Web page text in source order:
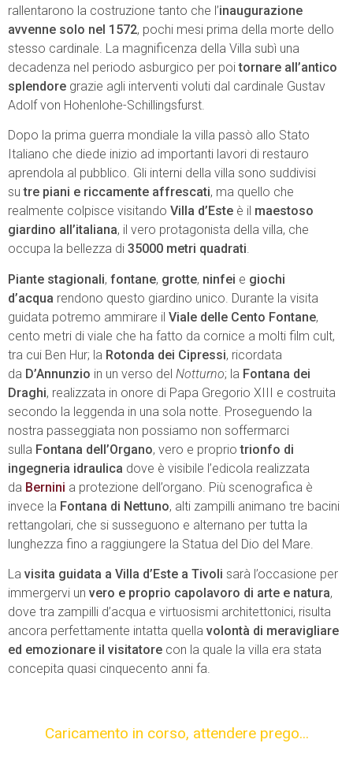
rallentarono la costruzione tanto che l’inaugurazione
avvenne solo nel 1572, pochi mesi prima della morte dello
stesso cardinale. La magnificenza della Villa subì una
decadenza nel periodo asburgico per poitornare all’antico
splendore grazie agli interventi voluti dal cardinale Gustav
Adolf von Hohenlohe-Schillingsfurst.
Dopo la prima guerra mondiale la villa passò allo Stato
Italiano che diede inizio ad importanti lavori di restauro
aprendola al pubblico. Gli interni della villa sono suddivisi
sutre piani e riccamente affrescati, ma quello che
realmente colpisce visitando Villa d’Este è il maestoso
giardino all’italiana, il vero protagonista della villa, che
occupa la bellezza di 35000 metri quadrati.
Piante stagionali, fontane, grotte, ninfei e giochi
d’acqua rendono questo giardino unico. Durante la visita
guidata potremo ammirare il Viale delle Cento Fontane,
cento metri di viale che ha fatto da cornice a molti film cult,
tra cui Ben Hur; la Rotonda dei Cipressi, ricordata
da D’Annunzio in un verso del Notturno; la Fontana dei
Draghi, realizzata in onore di Papa Gregorio XIII e costruita
secondo la leggenda in una sola notte. Proseguendo la
nostra passeggiata non possiamo non soffermarci
sulla Fontana dell’Organo, vero e propriotrionfo di
ingegneria idraulica dove è visibile l’edicola realizzata
da Bernini a protezione dell’organo. Più scenografica è
invece la Fontana di Nettuno, alti zampilli animano tre bacini
rettangolari, che si susseguono e alternano per tutta la
lunghezza fino a raggiungere la Statua del Dio del Mare.
La visita guidata a Villa d’Este a Tivoli sarà l’occasione per
immergervi un vero e proprio capolavoro di arte e natura,
dove tra zampilli d’acqua e virtuosismi architettonici, risulta
ancora perfettamente intatta quella volontà di meravigliare
ed emozionare il visitatore con la quale la villa era stata
concepita quasi cinquecento anni fa.
Caricamento in corso, attendere prego...